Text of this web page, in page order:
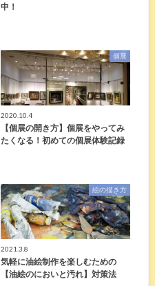
中！
個展
2020.10.4
【個展の開き方】個展をやってみ
たくなる！初めての個展体験記録
絵の描き方
2021.3.8
気軽に油絵制作を楽しむための
【油絵のにおいと汚れ】対策法